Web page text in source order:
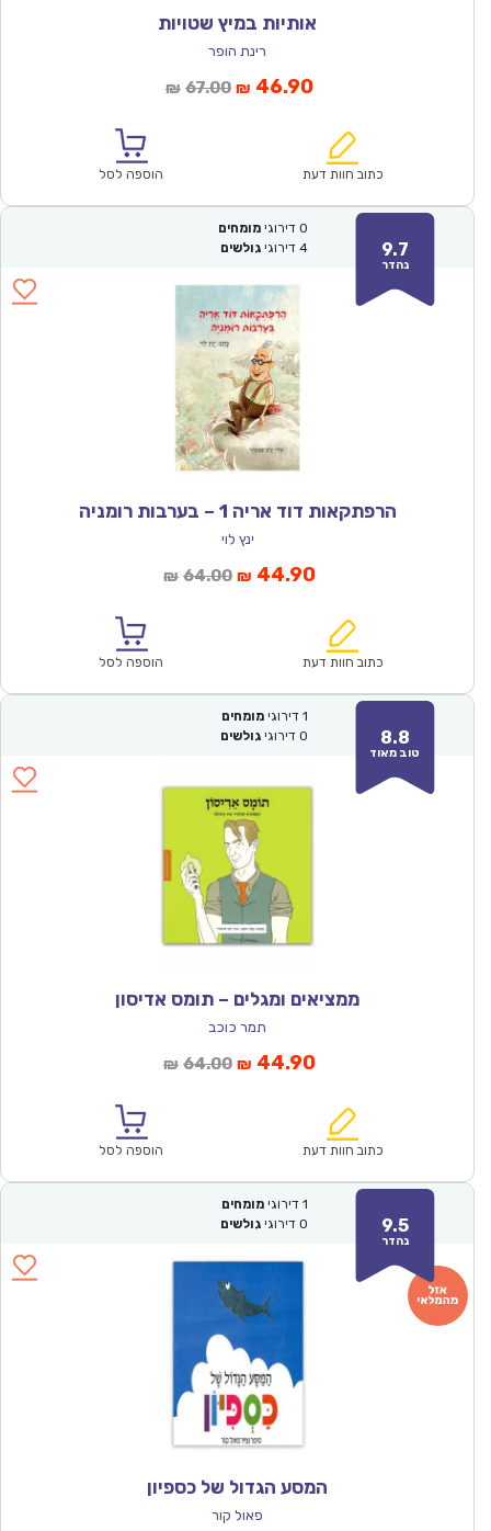
אותיות במיץ שטויות
רינת הופר
₪ 67.00המחיר
₪67.00.
₪ 46.90המחיר
הוא:
כתוב חוות דעת הוספה לסל
9.7
נהדר
0 דירוגי מומחים
4 דירוגי גולשים
הרפתקאות דוד אריה 1 – בערבות רומניה
ינץ לוי
₪ 64.00המחיר
₪64.00.
₪ 44.90המחיר
הוא:
כתוב חוות דעת הוספה לסל
8.8
טוב מאוד
1 דירוגי מומחים
0 דירוגי גולשים
ממציאים ומגלים – תומס אדיסון
תמר כוכב
₪ 64.00המחיר
₪64.00.
₪ 44.90המחיר
הוא:
כתוב חוות דעת הוספה לסל
9.5
נהדר
1 דירוגי מומחים
0 דירוגי גולשים
המסע הגדול של כספיון
פאול קור